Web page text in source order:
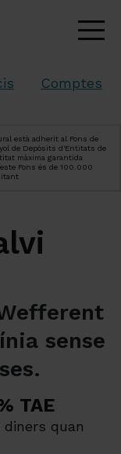
Comptes
està adherit al Fons de
de Depòsits d'Entitats de
màxima garantida
Fons és de 100.000
sense
TAE
quan